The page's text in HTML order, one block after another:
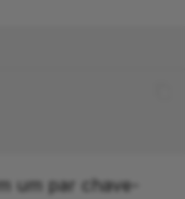
um par chave-